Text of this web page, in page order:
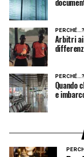
PERCHÉ...?
Arbitri
PERCHÉ...?
Quando
e